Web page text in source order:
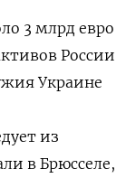
3 млрд евро
России
Украине
из
в Брюсселе,